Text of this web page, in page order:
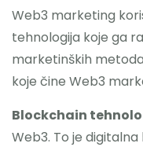
Web3 marketing
tehnologija koje ga
marketinških
koje čine Web3
Blockchain
Web3. To je